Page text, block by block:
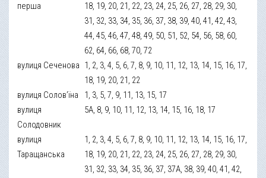
перша
18, 19, 20, 21, 22, 23, 24, 25, 26, 27, 28, 29, 30,
31, 32, 33, 34, 35, 36, 37, 38, 39, 40, 41, 42, 43,
44, 45, 46, 47, 48, 49, 50, 51, 52, 54, 56, 58, 60,
62, 64, 66, 68, 70, 72
вулиця Сеченова 1, 2, 3, 4, 5, 6, 7, 8, 9, 10, 11, 12, 13, 14, 15, 16, 17,
18, 19, 20, 21, 22
вулиця Солов’їна
1, 3, 5, 7, 9, 11, 13, 15, 17
вулиця
Солодовник
5А, 8, 9, 10, 11, 12, 13, 14, 15, 16, 18, 17
вулиця
Таращанська
1, 2, 3, 4, 5, 6, 7, 8, 9, 10, 11, 12, 13, 14, 15, 16, 17,
18, 19, 20, 21, 22, 23, 24, 25, 26, 27, 28, 29, 30,
31, 32, 33, 34, 35, 36, 37, 37А, 38, 39, 40, 41, 42,